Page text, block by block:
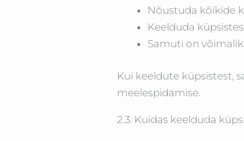
Nõustuda kõikide
Keelduda
Samuti on
Kui keeldute küpsistest,
meelespidamise.
2.3. Kuidas keelduda